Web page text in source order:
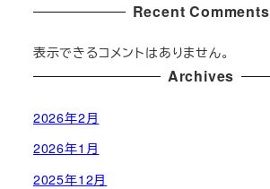
Recent Comments
表示できるコメントはありません。
Archives
2026年2月
2026年1月
2025年12月